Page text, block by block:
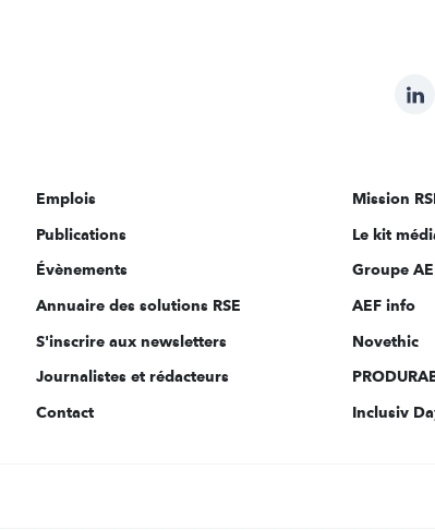
Emplois
Publications
Évènements
Annuaire des solutions RSE
S'inscrire aux newsletters
Journalistes et rédacteurs
Contact
Mission
Le kit
Groupe
AEF info
Novethic
Inclusiv